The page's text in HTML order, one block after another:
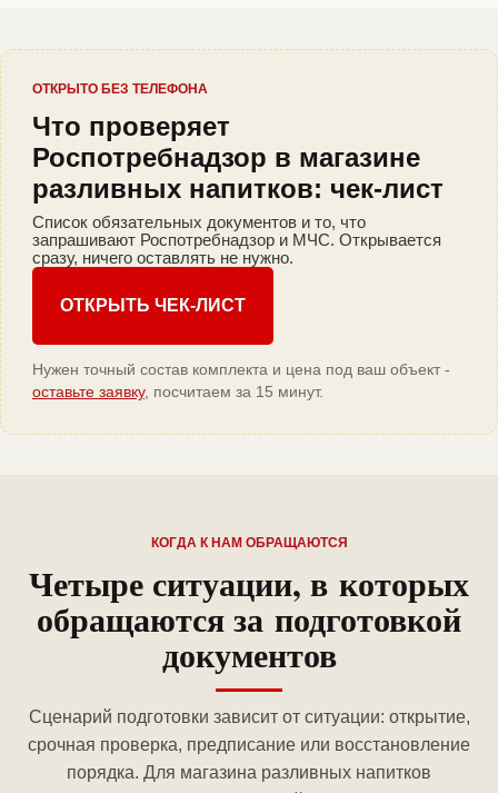
ОТКРЫТО БЕЗ ТЕЛЕФОНА
Что проверяет
Роспотребнадзор в магазине
разливных напитков: чек-лист
Список обязательных документов и то, что
запрашивают Роспотребнадзор и МЧС. Открывается
сразу, ничего оставлять не нужно.
ОТКРЫТЬ ЧЕК-ЛИСТ
Нужен точный состав комплекта и цена под ваш объект -
оставьте заявку, посчитаем за 15 минут.
КОГДА К НАМ ОБРАЩАЮТСЯ
Четыре ситуации, в которых
обращаются за подготовкой
документов
Сценарий подготовки зависит от ситуации: открытие,
срочная проверка, предписание или восстановление
порядка. Для магазина разливных напитков